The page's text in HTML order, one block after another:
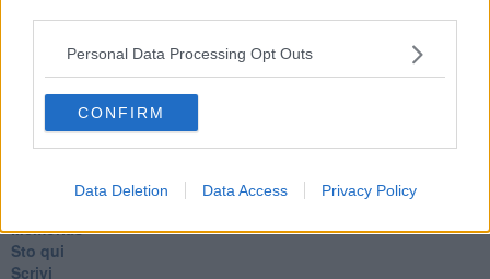
Personal Data Processing Opt Outs
CONFIRM
Data Deletion Data Access Privacy Policy
​La colpa - Memorie del commissario
Autunno
Gracias a la vida
O sonho de um prisioneiro
Memòrias
Sto qui
Scrivi